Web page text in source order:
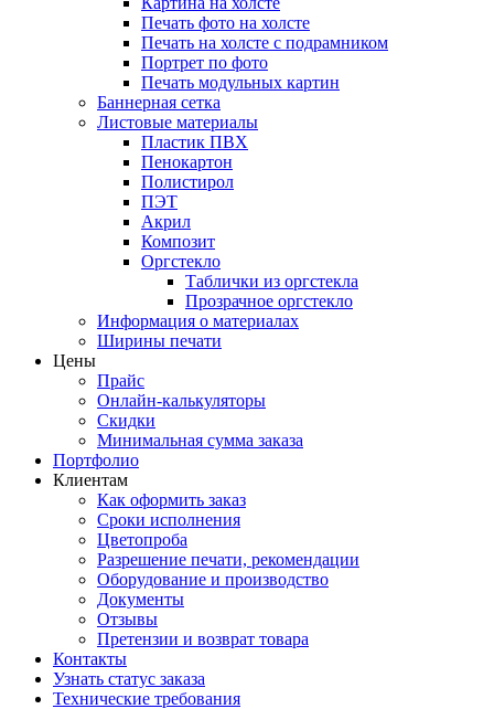
Печать фото на холсте
Печать на холсте с подрамником
Портрет по фото
Печать модульных картин
Баннерная сетка
Листовые материалы
Пластик ПВХ
Пенокартон
Полистирол
ПЭТ
Акрил
Композит
Оргстекло
Таблички из оргстекла
Прозрачное оргстекло
Информация о материалах
Ширины печати
Цены
Прайс
Онлайн-калькуляторы
Скидки
Минимальная сумма заказа
Портфолио
Клиентам
Как оформить заказ
Сроки исполнения
Цветопроба
Разрешение печати, рекомендации
Оборудование и производство
Документы
Отзывы
Претензии и возврат товара
Контакты
Узнать статус заказа
Технические требования